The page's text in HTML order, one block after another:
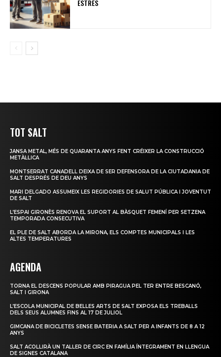
ESTRÈS
TOT SALT
JANSA METAL, MÉS DE QUARANTA ANYS FENT CRÉIXER LA CONSTRUCCIÓ
METÀL·LICA
MONTSERRAT CANADELL DEIXA DE SER DEFENSORA DE LA CIUTADANIA DE
SALT DESPRÉS DE DEU ANYS
MARI DELGADO ASSUMEIX LES REGIDORIES DE SALUT PÚBLICA I JOVENTUT
DE SALT
L’ESPAI GIRONÈS RENOVA EL SUPORT AL BÀSQUET FEMENÍ PER SETZENA
TEMPORADA CONSECUTIVA
EL PLE DE SALT ABORDA LA MIRONA, ELS COMPTES MUNICIPALS I LES
ALTES TEMPERATURES
AGENDA
TORNA EL DESCENS POPULAR AMB PIRAGUA PEL TER ENTRE BESCANÓ,
SALT I GIRONA
L’ESCOLA MUNICIPAL DE BELLES ARTS DE SALT EXPOSA ELS TREBALLS
DELS SEUS ALUMNES FINS AL 17 DE JULIOL
GIMCANA DE BICICLETES SENSE BATERIA A SALT PER A INFANTS DE 8 A 12
ANYS
SALT ACOLLIRÀ UN TALLER DE CIRC EN FAMÍLIA ÍNTEGRAMENT EN LLENGUA
DE SIGNES CATALANA